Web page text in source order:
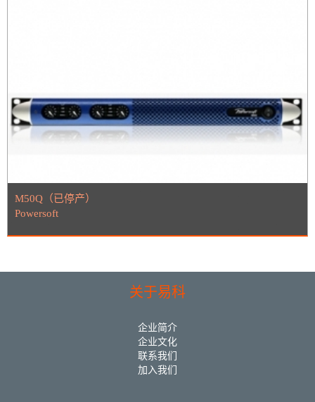
M50Q（已停产）
Powersoft
关于易科
企业简介
企业文化
联系我们
加入我们